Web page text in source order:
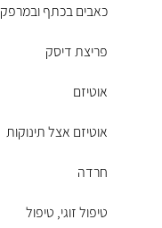
כאבים בכתף ובמרפק
פריצת דיסק
אוטיזם
אוטיזם אצל תינוקות
חרדה
טיפול זוגי, טיפול